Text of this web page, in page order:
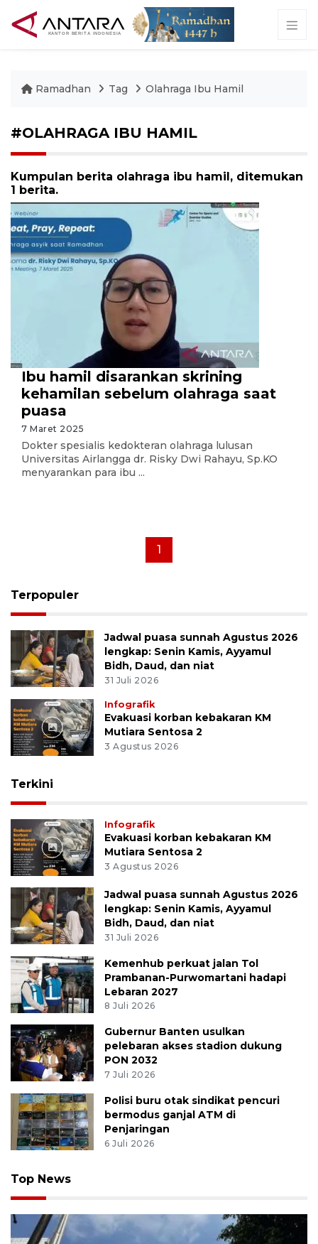
Ramadhan Tag Olahraga Ibu Hamil
#OLAHRAGA IBU HAMIL
Kumpulan berita olahraga ibu hamil, ditemukan
1 berita.
Ibu hamil disarankan skrining
kehamilan sebelum olahraga saat
puasa
7 Maret 2025
Dokter spesialis kedokteran olahraga lulusan
Universitas Airlangga dr. Risky Dwi Rahayu, Sp.KO
menyarankan para ibu ...
1
Terpopuler
Jadwal puasa sunnah Agustus 2026
lengkap: Senin Kamis, Ayyamul
Bidh, Daud, dan niat
31 Juli 2026
Infografik
Evakuasi korban kebakaran KM
Mutiara Sentosa 2
3 Agustus 2026
Terkini
Infografik
Evakuasi korban kebakaran KM
Mutiara Sentosa 2
3 Agustus 2026
Jadwal puasa sunnah Agustus 2026
lengkap: Senin Kamis, Ayyamul
Bidh, Daud, dan niat
31 Juli 2026
Kemenhub perkuat jalan Tol
Prambanan-Purwomartani hadapi
Lebaran 2027
8 Juli 2026
Gubernur Banten usulkan
pelebaran akses stadion dukung
PON 2032
7 Juli 2026
Polisi buru otak sindikat pencuri
bermodus ganjal ATM di
Penjaringan
6 Juli 2026
Top News